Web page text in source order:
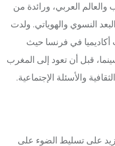
والعالم العربي، ورائدة من
النسوي والهوياتي. ولدت
أكاديميا في فرنسا حيث
قبل أن تعود إلى المغرب
والأسئلة الإجتماعية.
على تسليط الضوء على